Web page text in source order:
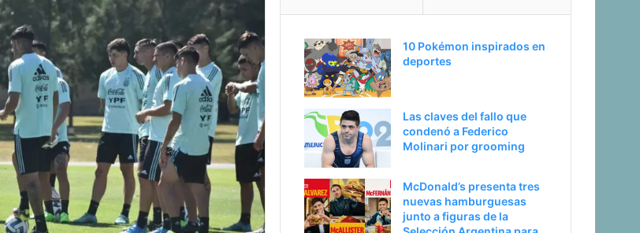
10 Pokémon inspirados en
deportes
Las claves del fallo que
condenó a Federico
Molinari por grooming
McDonald’s presenta tres
nuevas hamburguesas
junto a figuras de la